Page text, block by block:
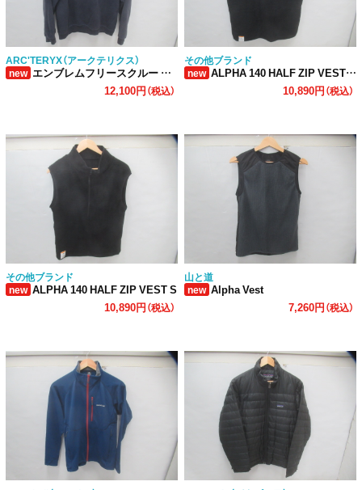
ARC'TERYX（アークテリクス）
new エンブレムフリースクルー メンズ
12,100円（税込）
その他ブランド
new ALPHA 140 HALF ZIP VEST M
10,890円（税込）
その他ブランド
new ALPHA 140 HALF ZIP VEST S
10,890円（税込）
山と道
new Alpha Vest
7,260円（税込）